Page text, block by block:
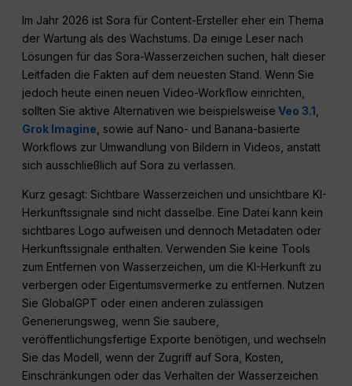
Im Jahr 2026 ist Sora für Content-Ersteller eher ein Thema
der Wartung als des Wachstums. Da einige Leser nach
Lösungen für das Sora-Wasserzeichen suchen, hält dieser
Leitfaden die Fakten auf dem neuesten Stand. Wenn Sie
jedoch heute einen neuen Video-Workflow einrichten,
sollten Sie aktive Alternativen wie beispielsweise Veo 3.1
Grok Imagine , sowie auf Nano- und Banana-basierte
Workflows zur Umwandlung von Bildern in Videos, anstatt
sich ausschließlich auf Sora zu verlassen.
Kurz gesagt: Sichtbare Wasserzeichen und unsichtbare KI-
Herkunftssignale sind nicht dasselbe. Eine Datei kann kein
sichtbares Logo aufweisen und dennoch Metadaten oder
Herkunftssignale enthalten. Verwenden Sie keine Tools
zum Entfernen von Wasserzeichen, um die KI-Herkunft zu
verbergen oder Eigentumsvermerke zu entfernen. Nutzen
Sie GlobalGPT oder einen anderen zulässigen
Generierungsweg, wenn Sie saubere,
veröffentlichungsfertige Exporte benötigen, und wechseln
Sie das Modell, wenn der Zugriff auf Sora, Kosten,
Einschränkungen oder das Verhalten der Wasserzeichen